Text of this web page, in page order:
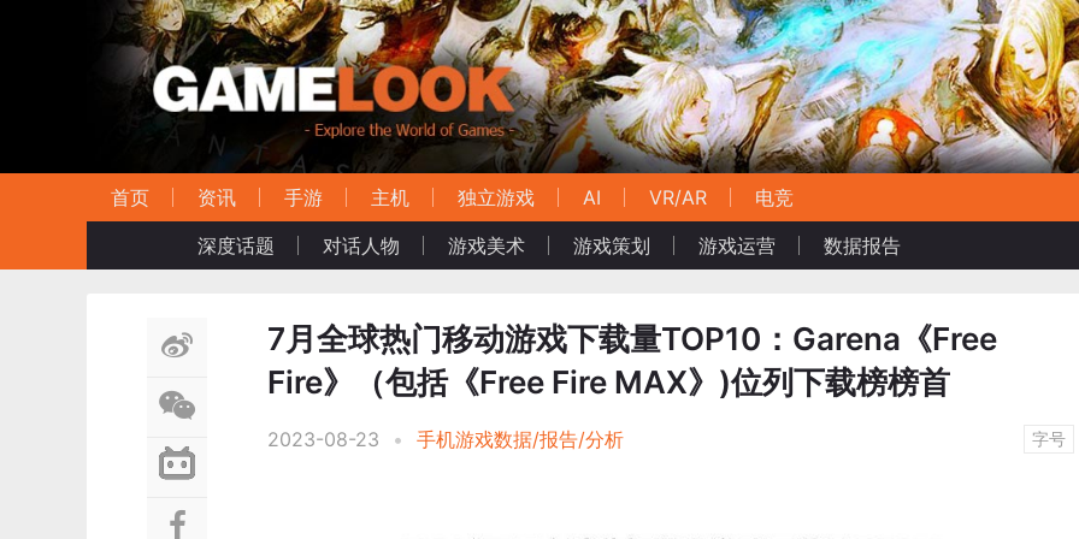
首页 资讯 手游 主机 独立游戏 AI VR/AR
电竞
深度话题
对话人物 游戏美术 游戏策划 游戏运营 数据报告
7月全球热门移动游戏下载量TOP10：Garena《Free
Fire》（包括《Free Fire MAX》)位列下载榜榜首
2023-08-23 • 手机游戏数据/报告/分析 字号